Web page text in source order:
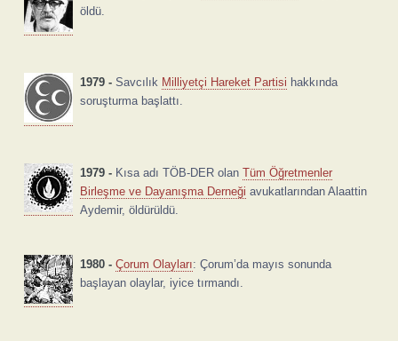
öldü.
1979 - Savcılık Milliyetçi Hareket Partisi hakkında
soruşturma başlattı.
1979 - Kısa adı TÖB-DER olan Tüm Öğretmenler
Birleşme ve Dayanışma Derneği avukatlarından Alaattin
Aydemir, öldürüldü.
1980 - Çorum Olayları: Çorum’da mayıs sonunda
başlayan olaylar, iyice tırmandı.